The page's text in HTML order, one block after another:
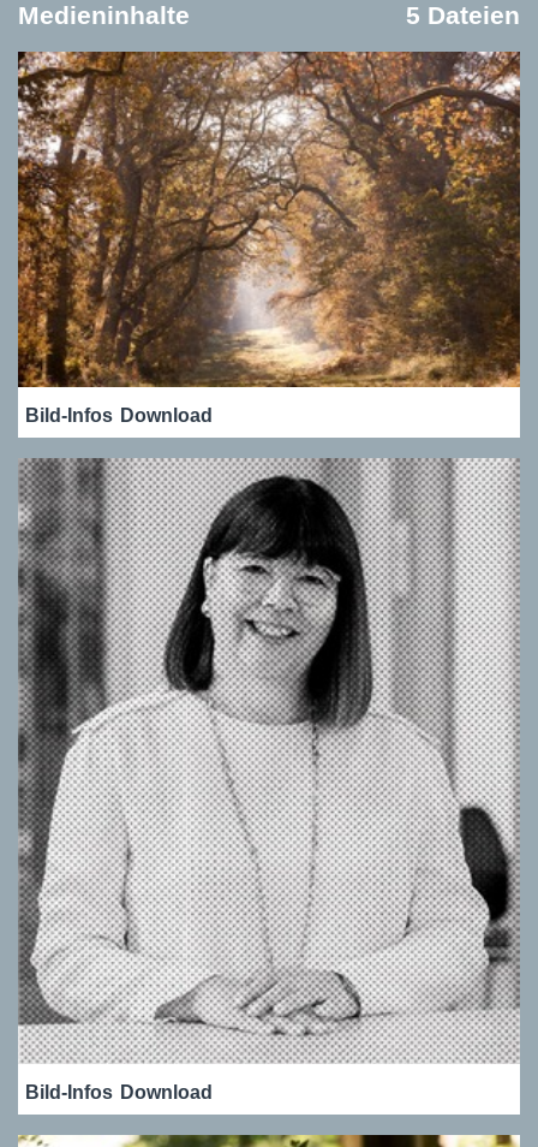
Medieninhalte 5 Dateien
Bild-Infos Download
Bild-Infos Download